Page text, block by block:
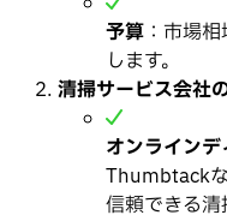
予算 ：市場
します。
清掃サービス会社
オンラインデ
Thumbtackな
信頼できる清